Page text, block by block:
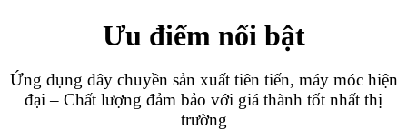
Ưu điểm nổi bật
Ứng dụng dây chuyền sản xuất tiên tiến, máy móc hiện
đại – Chất lượng đảm bảo với giá thành tốt nhất thị
trường